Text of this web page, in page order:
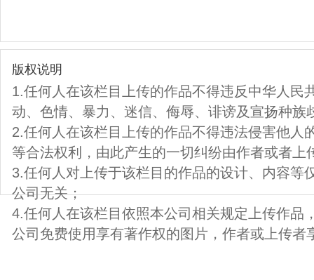
版权说明
1.任何人在该栏目上传的作品不得违反中华人民
动、色情、暴力、迷信、侮辱、诽谤及宣扬种族
2.任何人在该栏目上传的作品不得违法侵害他人
等合法权利，由此产生的一切纠纷由作者或者上
3.任何人对上传于该栏目的作品的设计、内容等
公司无关；
4.任何人在该栏目依照本公司相关规定上传作品
公司免费使用享有著作权的图片，作者或上传者